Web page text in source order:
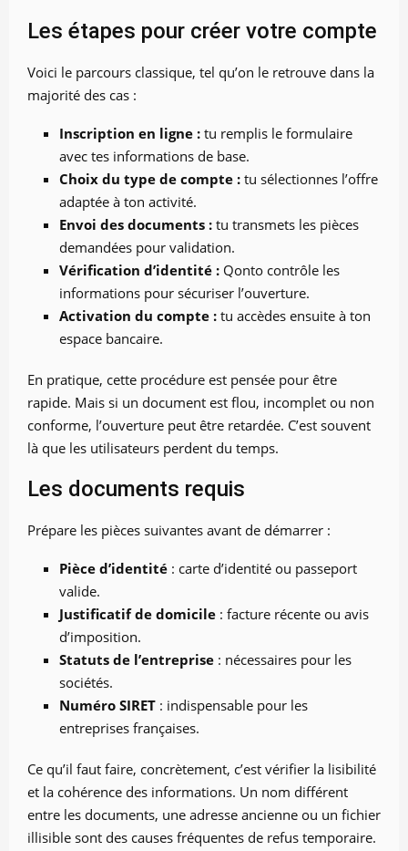
Les étapes pour créer votre compte
Voici le parcours classique, tel qu’on le retrouve dans la
majorité des cas :
Inscription en ligne : tu remplis le formulaire
avec tes informations de base.
Choix du type de compte : tu sélectionnes l’offre
adaptée à ton activité.
Envoi des documents : tu transmets les pièces
demandées pour validation.
Vérification d’identité : Qonto contrôle les
informations pour sécuriser l’ouverture.
Activation du compte : tu accèdes ensuite à ton
espace bancaire.
En pratique, cette procédure est pensée pour être
rapide. Mais si un document est flou, incomplet ou non
conforme, l’ouverture peut être retardée. C’est souvent
là que les utilisateurs perdent du temps.
Les documents requis
Prépare les pièces suivantes avant de démarrer :
Pièce d’identité : carte d’identité ou passeport
valide.
Justificatif de domicile : facture récente ou avis
d’imposition.
Statuts de l’entreprise : nécessaires pour les
sociétés.
Numéro SIRET : indispensable pour les
entreprises françaises.
Ce qu’il faut faire, concrètement, c’est vérifier la lisibilité
et la cohérence des informations. Un nom différent
entre les documents, une adresse ancienne ou un fichier
illisible sont des causes fréquentes de refus temporaire.